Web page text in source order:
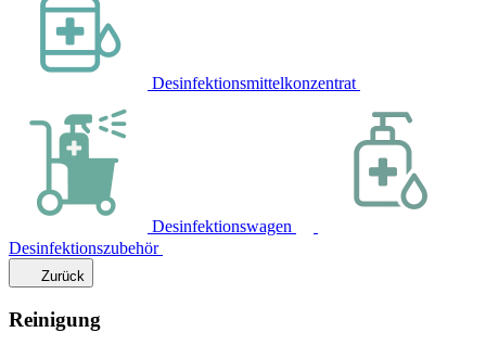
Desinfektionsmittelkonzentrat
Desinfektionswagen
Desinfektionszubehör
Zurück
Reinigung